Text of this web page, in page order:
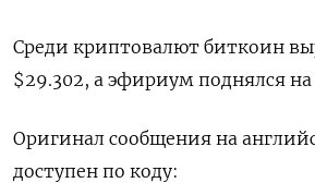
Среди криптовалют биткоин
$29.302, а эфириум поднялся на
Оригинал сообщения на
доступен по коду: